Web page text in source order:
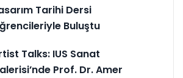
Tarihi Dersi
Buluştu
Talks: IUS Sanat
Prof. Dr. Amer